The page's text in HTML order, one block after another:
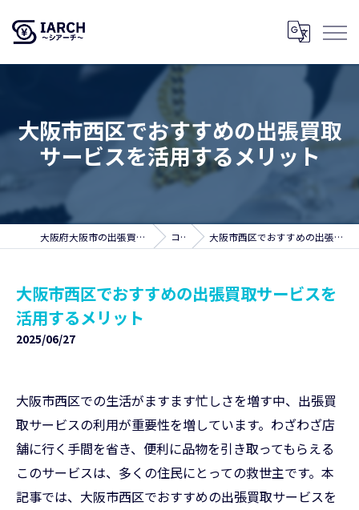
大阪市西区でおすすめの出張買取
サービスを活用するメリット
大阪府大阪市の出張買取ならSIARCH～シアーチ～ コラム 大阪市西区でおすすめの出張買取サービスを活用するメリット
大阪市西区でおすすめの出張買取サービスを
活用するメリット
2025/06/27
大阪市西区での生活がますます忙しさを増す中、出張買
取サービスの利用が重要性を増しています。わざわざ店
舗に行く手間を省き、便利に品物を引き取ってもらえる
このサービスは、多くの住民にとっての救世主です。本
記事では、大阪市西区でおすすめの出張買取サービスを